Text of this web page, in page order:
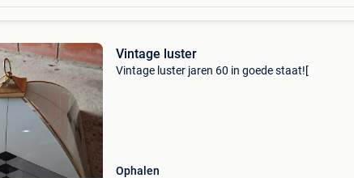
Vintage luster
Vintage luster jaren 60 in goede staat![
Ophalen